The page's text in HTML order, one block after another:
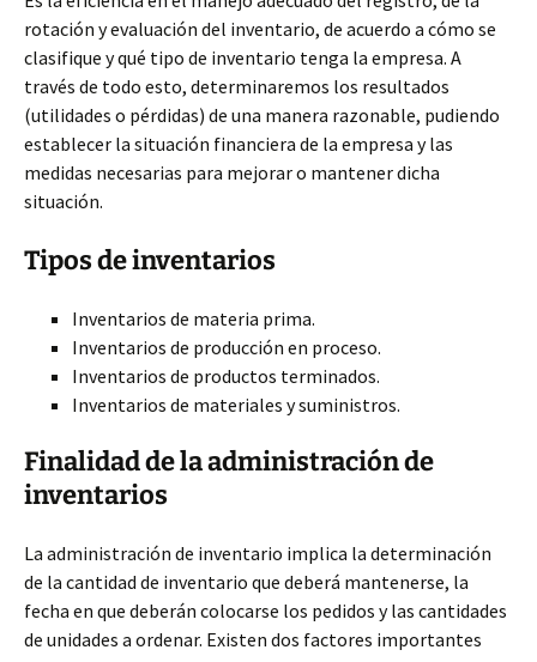
rotación y evaluación del inventario, de acuerdo a cómo se
clasifique y qué tipo de inventario tenga la empresa. A
través de todo esto, determinaremos los resultados
(utilidades o pérdidas) de una manera razonable, pudiendo
establecer la situación financiera de la empresa y las
medidas necesarias para mejorar o mantener dicha
situación.
Tipos de inventarios
Inventarios de materia prima.
Inventarios de producción en proceso.
Inventarios de productos terminados.
Inventarios de materiales y suministros.
Finalidad de la administración de
inventarios
La administración de inventario implica la determinación
de la cantidad de inventario que deberá mantenerse, la
fecha en que deberán colocarse los pedidos y las cantidades
de unidades a ordenar. Existen dos factores importantes